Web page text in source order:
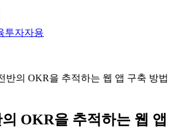
투자자용
반의 OKR을 추적하는 웹 앱 구축 방법
OKR을 추적하는 웹 앱